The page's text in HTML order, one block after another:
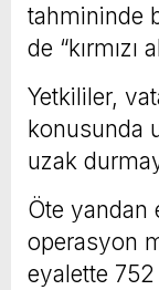
tahmininde
de “kırmızı
Yetkililer,
konusunda
uzak
Öte yandan
operasyon
eyalette 752